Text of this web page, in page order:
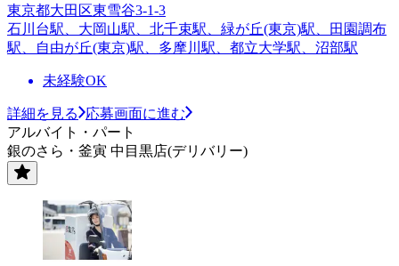
東京都大田区東雪谷3-1-3
石川台駅、大岡山駅、北千束駅、緑が丘(東京)駅、田園調布
駅、自由が丘(東京)駅、多摩川駅、都立大学駅、沼部駅
未経験OK
詳細を見る
応募画面に進む
アルバイト・パート
銀のさら・釜寅 中目黒店(デリバリー)